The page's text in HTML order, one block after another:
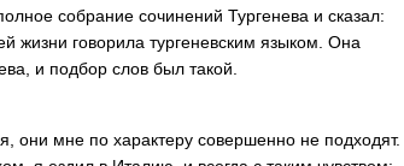
собрание сочинений Тургенева и сказал:
жизни говорила тургеневским языком. Она
и подбор слов был такой.
они мне по характеру совершенно не подходят.